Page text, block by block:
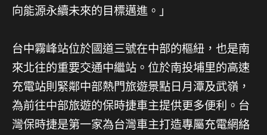
向能源永續未來的目標邁進。」
台中霧峰站位於國道三號在中部的樞紐，也是南
來北往的重要交通中繼站。位於南投埔里的高速
充電站則緊鄰中部熱門旅遊景點日月潭及武嶺，
為前往中部旅遊的保時捷車主提供更多便利。台
灣保時捷是第一家為台灣車主打造專屬充電網絡